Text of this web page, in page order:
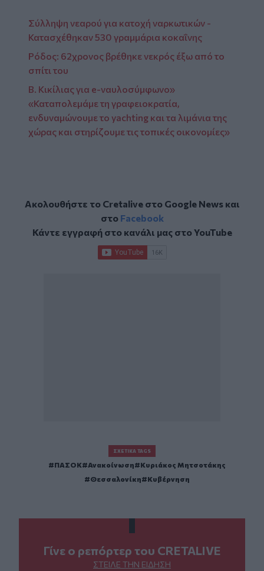
Σύλληψη νεαρού για κατοχή ναρκωτικών -
Κατασχέθηκαν 530 γραμμάρια κοκαΐνης
Ρόδος: 62χρονος βρέθηκε νεκρός έξω από το
σπίτι του
Β. Κικίλιας για e-ναυλοσύμφωνο»
«Καταπολεμάμε τη γραφειοκρατία,
ενδυναμώνουμε το yachting και τα λιμάνια της
χώρας και στηρίζουμε τις τοπικές οικονομίες»
Ακολουθήστε το Cretalive στο Google Newsκαι
στο Facebook
Κάντε εγγραφή στο κανάλι μας στοYouTube
ΣΧΕΤΙΚΆ TAGS
ΠΑΣΟΚ Ανακοίνωση
Κυριάκος Μητσοτάκης
Θεσσαλονίκη
Κυβέρνηση
Γίνε ο ρεπόρτερ του CRETALIVE
ΣΤΕΊΛΕ ΤΗΝ ΕΊΔΗΣΗ